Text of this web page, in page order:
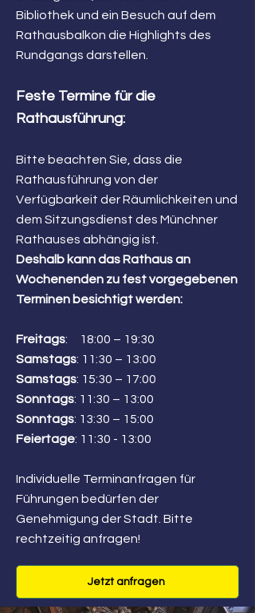
Bibliothek und ein Besuch auf dem
Rathausbalkon die Highlights des
Rundgangs darstellen.
Feste Termine für die
Rathausführung:
Bitte beachten Sie, dass die
Rathausführung von der
Verfügbarkeit der Räumlichkeiten und
dem Sitzungsdienst des Münchner
Rathauses abhängig ist.
Deshalb kann das Rathaus an
Wochenenden zu fest vorgegebenen
Terminen besichtigt werden:
Freitags: 18:00 – 19:30
Samstags: 11:30 – 13:00
Samstags: 15:30 – 17:00
Sonntags: 11:30 – 13:00
Sonntags: 13:30 – 15:00
Feiertage: 11:30 - 13:00
Individuelle Terminanfragen für
Führungen bedürfen der
Genehmigung der Stadt. Bitte
rechtzeitig anfragen!
Jetzt anfragen